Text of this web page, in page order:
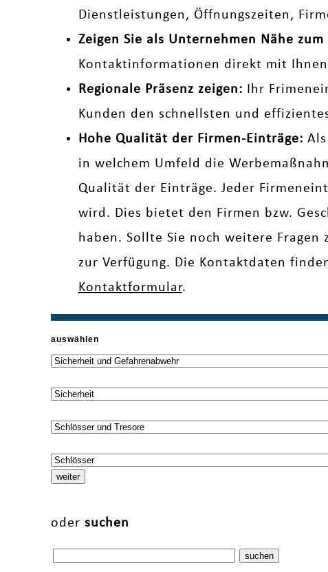
Dienstleistungen, Öffnungszeiten,
Zeigen Sie als Unternehmen Nähe zum
Kontaktinformationen direkt mit
Regionale Präsenz zeigen: Ihr
Kunden den schnellsten und
Hohe Qualität der Firmen-Einträge:
in welchem Umfeld die
Qualität der Einträge. Jeder
wird. Dies bietet den Firmen bzw.
haben. Sollte Sie noch weitere
zur Verfügung. Die Kontaktdaten
Kontaktformular.
auswählen
oder suchen